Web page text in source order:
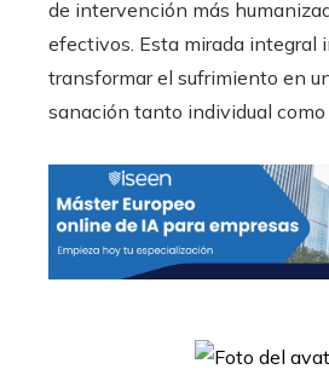
de intervención más
efectivos. Esta mirada integral
transformar el sufrimiento en
sanación tanto individual como